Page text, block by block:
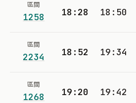
區間
1258 18:28 18:50
區間
2234 18:52 19:34
區間
1268 19:20 19:42